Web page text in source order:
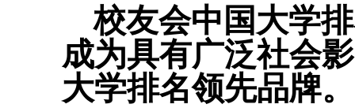
校友会中国大学
成为具有广泛社会
大学排名领先品牌。